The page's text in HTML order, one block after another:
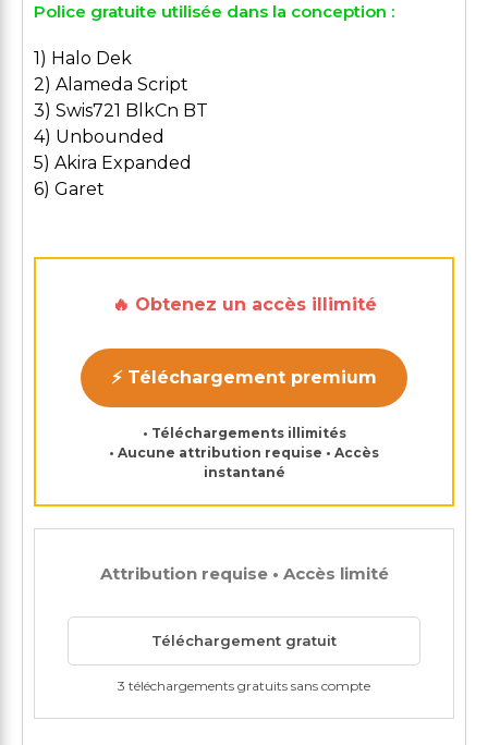
Police gratuite utilisée dans la conception :
1) Halo Dek
2) Alameda Script
3) Swis721 BlkCn BT
4) Unbounded
5) Akira Expanded
6) Garet
🔥 Obtenez un accès illimité
⚡ Téléchargement premium
• Téléchargements illimités
• Aucune attribution requise • Accès
instantané
Attribution requise • Accès limité
Téléchargement gratuit
3 téléchargements gratuits sans compte